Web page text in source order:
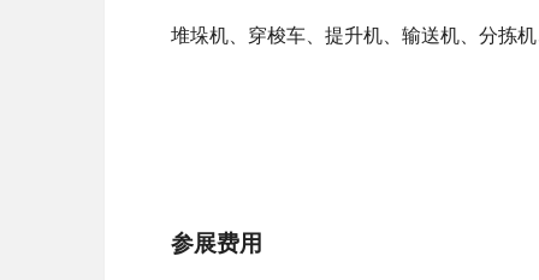
堆垛机、穿梭车、提升机、输送机、分拣
参展费用